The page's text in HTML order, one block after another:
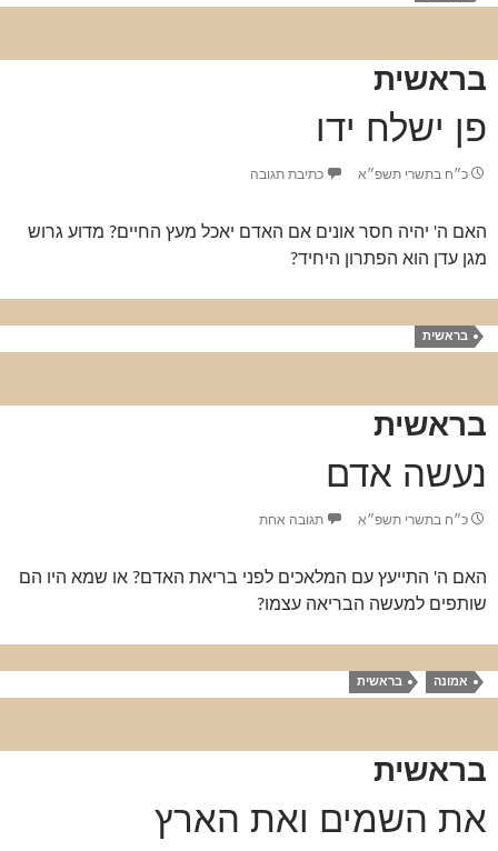
בראשית
פן ישלח ידו
כ״ח בתשרי תשפ״א כתיבת תגובה
האם ה' יהיה חסר אונים אם האדם יאכל מעץ החיים? מדוע גרוש
מגן עדן הוא הפתרון היחיד?
בראשית
בראשית
נעשה אדם
כ״ח בתשרי תשפ״א תגובה אחת
האם ה' התייעץ עם המלאכים לפני בריאת האדם? או שמא היו הם
שותפים למעשה הבריאה עצמו?
אמונה בראשית
בראשית
את השמים ואת הארץ